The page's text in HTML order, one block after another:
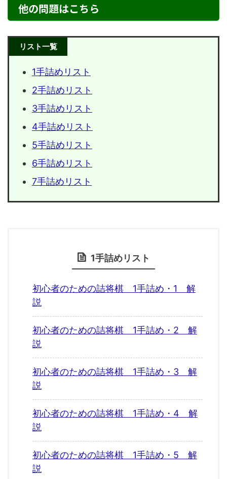
他の問題はこちら
リスト一覧
1手詰めリスト
2手詰めリスト
3手詰めリスト
4手詰めリスト
5手詰めリスト
6手詰めリスト
7手詰めリスト
1手詰めリスト
初心者のための詰将棋 1手詰め・1 解
説
初心者のための詰将棋 1手詰め・2 解
説
初心者のための詰将棋 1手詰め・3 解
説
初心者のための詰将棋 1手詰め・4 解
説
初心者のための詰将棋 1手詰め・5 解
説